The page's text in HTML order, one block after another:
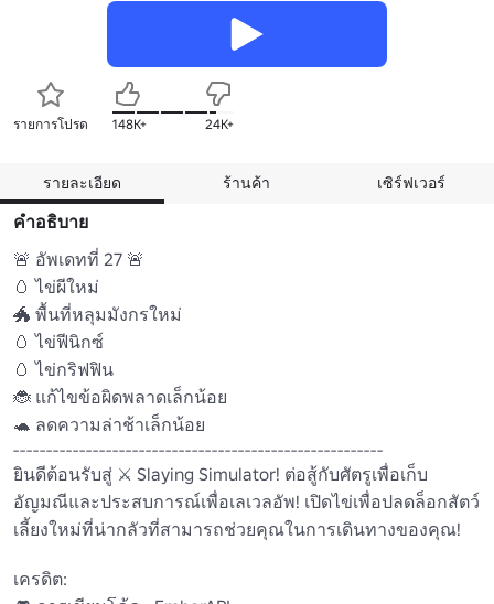
รายการโปรด 148K+ 24K+
รายละเอียด ร้านค้า เซิร์ฟเวอร์
คำอธิบาย
🚨 อัพเดทที่ 27 🚨
🥚 ไข่ผีใหม่
🐲 พื้นที่หลุมมังกรใหม่
🥚 ไข่ฟีนิกซ์
🥚 ไข่กริฟฟิน
🐞 แก้ไขข้อผิดพลาดเล็กน้อย
🐢 ลดความล่าช้าเล็กน้อย
--------------------------------------------------------
ยินดีต้อนรับสู่ ⚔️ Slaying Simulator! ต่อสู้กับศัตรูเพื่อเก็บ
อัญมณีและประสบการณ์เพื่อเลเวลอัพ! เปิดไข่เพื่อปลดล็อกสัตว์
เลี้ยงใหม่ที่น่ากลัวที่สามารถช่วยคุณในการเดินทางของคุณ!
เครดิต: